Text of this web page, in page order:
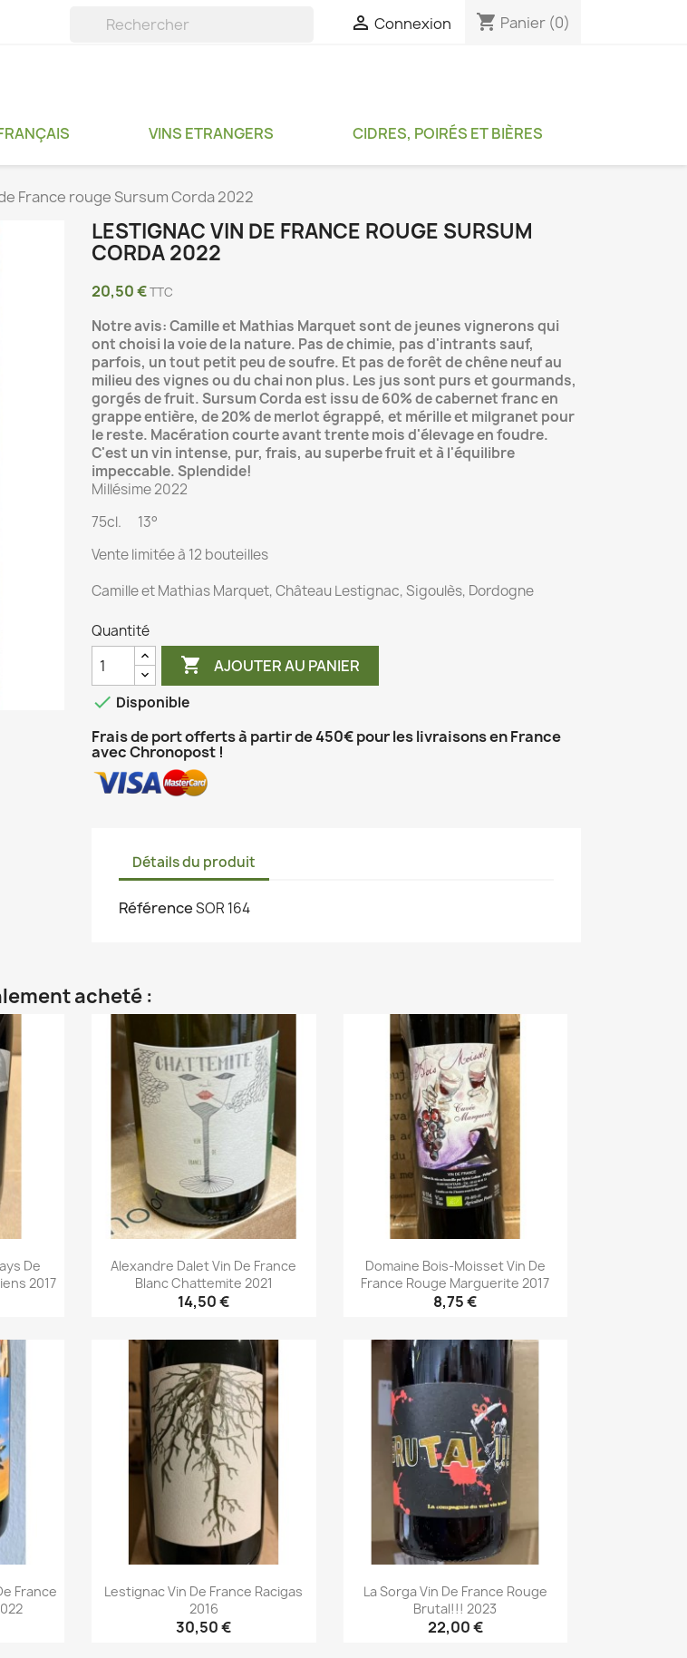
 Connexion shopping_cart Panier (0)
VINS ETRANGERS CIDRES, POIRÉS ET BIÈRES
France rouge Sursum Corda 2022
LESTIGNAC VIN DE FRANCE ROUGE SURSUM
CORDA 2022
20,50 €TTC
Notre avis: Camille et Mathias Marquet sont de jeunes vignerons qui
ont choisi la voie de la nature. Pas de chimie, pas d'intrants sauf,
parfois, un tout petit peu de soufre. Et pas de forêt de chêne neuf au
milieu des vignes ou du chai non plus. Les jus sont purs et gourmands,
gorgés de fruit. Sursum Corda est issu de 60% de cabernet franc en
grappe entière, de 20% de merlot égrappé, et mérille et milgranet pour
le reste. Macération courte avant trente mois d'élevage en foudre.
C'est un vin intense, pur, frais, au superbe fruit et à l'équilibre
impeccable. Splendide!
Millésime 2022
75cl. 13°
Vente limitée à 12 bouteilles
Camille et Mathias Marquet, Château Lestignac, Sigoulès, Dordogne
Quantité
 AJOUTER AU PANIER
 Disponible
Frais de port offerts à partir de 450€ pour les livraisons en France
avec Chronopost !
Détails du produit
RéférenceSOR 164
acheté :
De
2017
Alexandre Dalet Vin De France
Blanc Chattemite 2021
14,50 €
Aperçu rapide
Domaine Bois-Moisset Vin De
France Rouge Marguerite 2017
8,75 €
Aperçu rapide
France
Lestignac Vin De France Racigas
2016
30,50 €
La Sorga Vin De France Rouge
Brutal!!! 2023
22,00 €